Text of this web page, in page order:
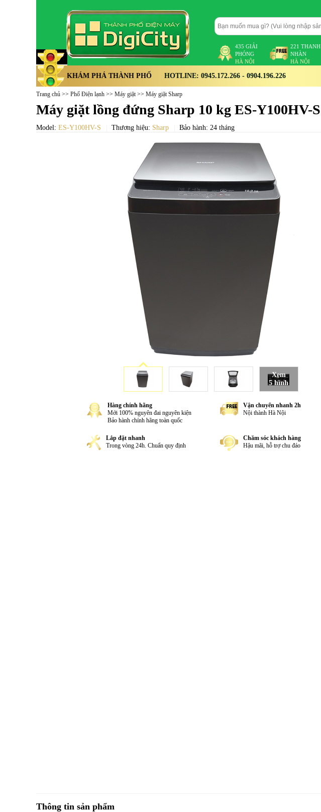
435 GIẢI
PHÓNG
HÀ NỘI
221 THANH
NHÀN
HÀ NỘI
KHÁM PHÁ THÀNH PHỐ HOTLINE: 0945.172.266 - 0904.196.226
Trang chủ >> Phố Điện lạnh >> Máy giặt>> Máy giặt Sharp
Máy giặt lồng đứng Sharp 10 kg ES-Y100HV-S
Model: ES-Y100HV-S Thương hiệu: Sharp Bảo hành: 24 tháng
Xem
5 hình
Hàng chính hãng
Mới 100% nguyên đai nguyên kiện
Bảo hành chính hãng toàn quốc
Vận chuyển nhanh 2h
Nội thành Hà Nội
Lắp đặt nhanh
Trong vòng 24h. Chuẩn quy định
Chăm sóc khách hàng
Hậu mãi, hỗ trợ chu đáo
Thông tin sản phẩm